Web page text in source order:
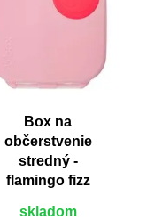
Box na
občerstvenie
stredný -
flamingo fizz
skladom